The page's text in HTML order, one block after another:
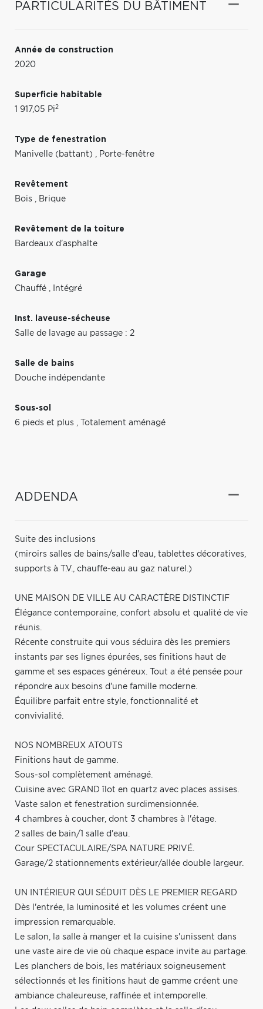
PARTICULARITÉS DU BÂTIMENT
Année de construction
2020
Superficie habitable
1 917,05 Pi2
Type de fenestration
Manivelle (battant) , Porte-fenêtre
Revêtement
Bois , Brique
Revêtement de la toiture
Bardeaux d'asphalte
Garage
Chauffé , Intégré
Inst. laveuse-sécheuse
Salle de lavage au passage : 2
Salle de bains
Douche indépendante
Sous-sol
6 pieds et plus , Totalement aménagé
ADDENDA
Suite des inclusions
(miroirs salles de bains/salle d'eau, tablettes décoratives,
supports à T.V., chauffe-eau au gaz naturel.)
UNE MAISON DE VILLE AU CARACTÈRE DISTINCTIF
Élégance contemporaine, confort absolu et qualité de vie
réunis.
Récente construite qui vous séduira dès les premiers
instants par ses lignes épurées, ses finitions haut de
gamme et ses espaces généreux. Tout a été pensée pour
répondre aux besoins d'une famille moderne.
Équilibre parfait entre style, fonctionnalité et
convivialité.
NOS NOMBREUX ATOUTS
Finitions haut de gamme.
Sous-sol complètement aménagé.
Cuisine avec GRAND îlot en quartz avec places assises.
Vaste salon et fenestration surdimensionnée.
4 chambres à coucher, dont 3 chambres à l'étage.
2 salles de bain/1 salle d'eau.
Cour SPECTACULAIRE/SPA NATURE PRIVÉ.
Garage/2 stationnements extérieur/allée double largeur.
UN INTÉRIEUR QUI SÉDUIT DÈS LE PREMIER REGARD
Dès l'entrée, la luminosité et les volumes créent une
impression remarquable.
Le salon, la salle à manger et la cuisine s'unissent dans
une vaste aire de vie où chaque espace invite au partage.
Les planchers de bois, les matériaux soigneusement
sélectionnés et les finitions haut de gamme créent une
ambiance chaleureuse, raffinée et intemporelle.